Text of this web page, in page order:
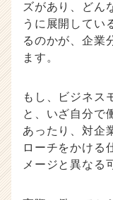
ズがあり、どん
うに展開してい
るのかが、企業
ます。
もし、ビジネス
と、いざ自分で
あったり、対企
ローチをかける
メージと異なる